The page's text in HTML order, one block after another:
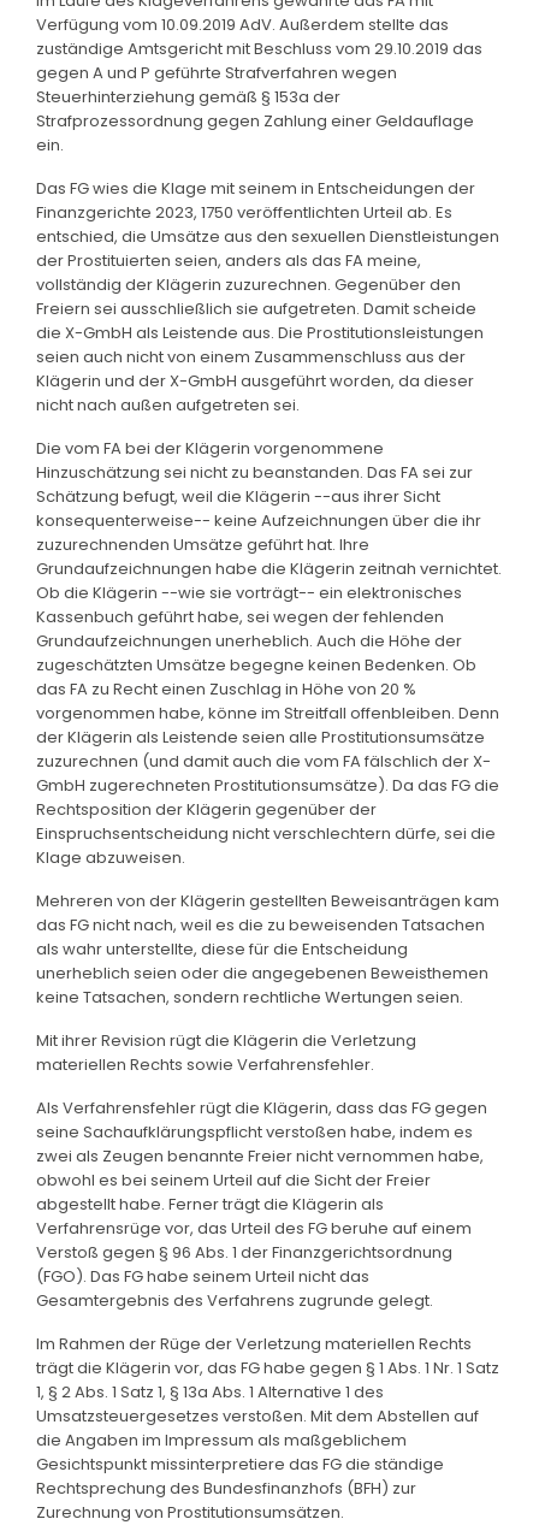
Verfügung vom 10.09.2019 AdV. Außerdem stellte das
zuständige Amtsgericht mit Beschluss vom 29.10.2019 das
gegen A und P geführte Strafverfahren wegen
Steuerhinterziehung gemäß § 153a der
Strafprozessordnung gegen Zahlung einer Geldauflage
ein.
Das FG wies die Klage mit seinem in Entscheidungen der
Finanzgerichte 2023, 1750 veröffentlichten Urteil ab. Es
entschied, die Umsätze aus den sexuellen Dienstleistungen
der Prostituierten seien, anders als das FA meine,
vollständig der Klägerin zuzurechnen. Gegenüber den
Freiern sei ausschließlich sie aufgetreten. Damit scheide
die X-GmbH als Leistende aus. Die Prostitutionsleistungen
seien auch nicht von einem Zusammenschluss aus der
Klägerin und der X-GmbH ausgeführt worden, da dieser
nicht nach außen aufgetreten sei.
Die vom FA bei der Klägerin vorgenommene
Hinzuschätzung sei nicht zu beanstanden. Das FA sei zur
Schätzung befugt, weil die Klägerin --aus ihrer Sicht
konsequenterweise-- keine Aufzeichnungen über die ihr
zuzurechnenden Umsätze geführt hat. Ihre
Grundaufzeichnungen habe die Klägerin zeitnah vernichtet.
Ob die Klägerin --wie sie vorträgt-- ein elektronisches
Kassenbuch geführt habe, sei wegen der fehlenden
Grundaufzeichnungen unerheblich. Auch die Höhe der
zugeschätzten Umsätze begegne keinen Bedenken. Ob
das FA zu Recht einen Zuschlag in Höhe von 20 %
vorgenommen habe, könne im Streitfall offenbleiben. Denn
der Klägerin als Leistende seien alle Prostitutionsumsätze
zuzurechnen (und damit auch die vom FA fälschlich der X-
GmbH zugerechneten Prostitutionsumsätze). Da das FG die
Rechtsposition der Klägerin gegenüber der
Einspruchsentscheidung nicht verschlechtern dürfe, sei die
Klage abzuweisen.
Mehreren von der Klägerin gestellten Beweisanträgen kam
das FG nicht nach, weil es die zu beweisenden Tatsachen
als wahr unterstellte, diese für die Entscheidung
unerheblich seien oder die angegebenen Beweisthemen
keine Tatsachen, sondern rechtliche Wertungen seien.
Mit ihrer Revision rügt die Klägerin die Verletzung
materiellen Rechts sowie Verfahrensfehler.
Als Verfahrensfehler rügt die Klägerin, dass das FG gegen
seine Sachaufklärungspflicht verstoßen habe, indem es
zwei als Zeugen benannte Freier nicht vernommen habe,
obwohl es bei seinem Urteil auf die Sicht der Freier
abgestellt habe. Ferner trägt die Klägerin als
Verfahrensrüge vor, das Urteil des FG beruhe auf einem
Verstoß gegen § 96 Abs. 1 der Finanzgerichtsordnung
(FGO). Das FG habe seinem Urteil nicht das
Gesamtergebnis des Verfahrens zugrunde gelegt.
Im Rahmen der Rüge der Verletzung materiellen Rechts
trägt die Klägerin vor, das FG habe gegen § 1 Abs. 1 Nr. 1 Satz
1, § 2 Abs. 1 Satz 1, § 13a Abs. 1 Alternative 1 des
Umsatzsteuergesetzes verstoßen. Mit dem Abstellen auf
die Angaben im Impressum als maßgeblichem
Gesichtspunkt missinterpretiere das FG die ständige
Rechtsprechung des Bundesfinanzhofs (BFH) zur
Zurechnung von Prostitutionsumsätzen.